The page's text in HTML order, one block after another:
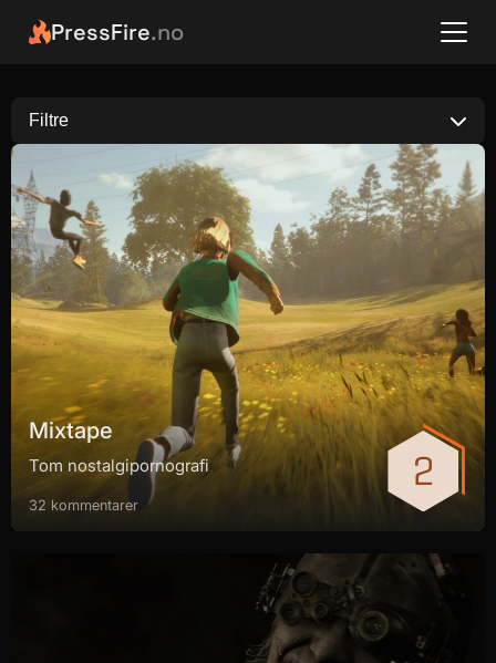
PressFire.no
Filtre
Mixtape
Tom nostalgipornografi
32 kommentarer